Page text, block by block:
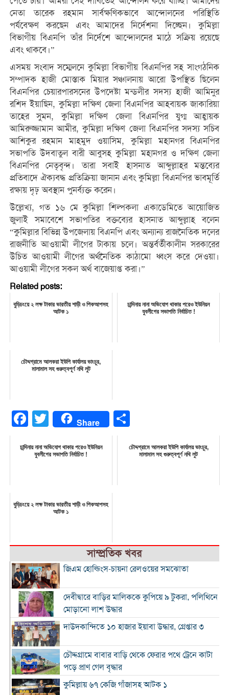
নেতা তারেক রহমান সার্বক্ষণিকভাবে আন্দোলনের পরিস্থিতি
পর্যবেক্ষণ করছেন এবং আমাদের নির্দেশনা দিচ্ছেন। কুমিল্লা
বিভাগীয় বিএনপি তাঁর নির্দেশে আন্দোলনের মাঠে সক্রিয় রয়েছে
এবং থাকবে।”
এসময় সংবাদ সম্মেলনে কুমিল্লা বিভাগীয় বিএনপির সহ সাংগঠনিক
সম্পাদক হাজী মোস্তাক মিয়ার সঞ্চালনায় আরো উপস্থিত ছিলেন
বিএনপির চেয়ারপারসনের উপদেষ্টা মন্ডলীর সদস্য হাজী আমিনুর
রশিদ ইয়াছিন, কুমিল্লা দক্ষিণ জেলা বিএনপির আহবায়ক জাকারিয়া
তাহের সুমন, কুমিল্লা দক্ষিণ জেলা বিএনপির যুগ্ম আহ্বায়ক
আমিরুজ্জামান আমীর, কুমিল্লা দক্ষিণ জেলা বিএনপির সদস্য সচিব
আশিকুর রহমান মাহমুদ ওয়াসিম, কুমিল্লা মহানগর বিএনপির
সভাপতি উদবাতুল বারী আবুসহ কুমিল্লা মহানগর ও দক্ষিণ জেলা
বিএনপির নেতৃবৃন্দ। তারা সবাই হাসনাত আব্দুল্লাহর মন্তব্যের
প্রতিবাদে ঐক্যবদ্ধ প্রতিক্রিয়া জানান এবং কুমিল্লা বিএনপির ভাবমূর্তি
রক্ষায় দৃঢ় অবস্থান পুনর্ব্যক্ত করেন।
উল্লেখ্য, গত ১৬ মে কুমিল্লা শিল্পকলা একাডেমিতে আয়োজিত
জুলাই সমাবেশে সভাপতির বক্তব্যের হাসনাত আব্দুল্লাহ বলেন
“কুমিল্লার বিভিন্ন উপজেলায় বিএনপি এবং অন্যান্য রাজনৈতিক দলের
রাজনীতি আওয়ামী লীগের টাকায় চলে। অন্তর্বর্তীকালীন সরকারের
উচিত আওয়ামী লীগের অর্থনৈতিক কাঠামো ধ্বংস করে দেওয়া।
আওয়ামী লীগের সকল অর্থ বাজেয়াপ্ত করা।”
Related posts:
বুড়িচংয়ে ২ লক্ষ টাকার ভারতীয় শাড়ী ও পিকআপসহ
আটক ১
চান্দিনায় নানা অভিযোগ থাকার পরেও ইউনিয়ন
যুবলীগের সভাপতি নির্বাচিত !
চৌদ্দগ্রামে আলকরা ইউপি কার্যালয় ভাংচুর,
মালামাল সহ গুরুত্বপূর্ণ নথি লুট
Facebook
Twitter Share
চান্দিনায় নানা অভিযোগ থাকার পরেও ইউনিয়ন
যুবলীগের সভাপতি নির্বাচিত !
চৌদ্দগ্রামে আলকরা ইউপি কার্যালয় ভাংচুর,
মালামাল সহ গুরুত্বপূর্ণ নথি লুট
বুড়িচংয়ে ২ লক্ষ টাকার ভারতীয় শাড়ী ও পিকআপসহ
আটক ১
সাম্প্রতিক খবর
জিএম হোল্ডিংস-চায়না রেলওয়ের সমঝোতা
দেবীদ্বারে বাড়ির মালিককে কুপিয়ে ৯ টুকরা, পলিথিনে
মোড়ানো লাশ উদ্ধার
দাউদকান্দিতে ১০ হাজার ইয়াবা উদ্ধার, গ্রেপ্তার ৩
চৌদ্দগ্রামে বাবার বাড়ি থেকে ফেরার পথে ট্রেনে কাটা
পড়ে প্রাণ গেল বৃদ্ধার
কুমিল্লায় ৬৭ কেজি গাঁজাসহ আটক ১